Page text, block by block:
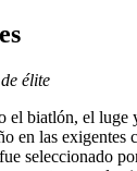
élite
el biatlón, el luge
en las exigentes
seleccionado